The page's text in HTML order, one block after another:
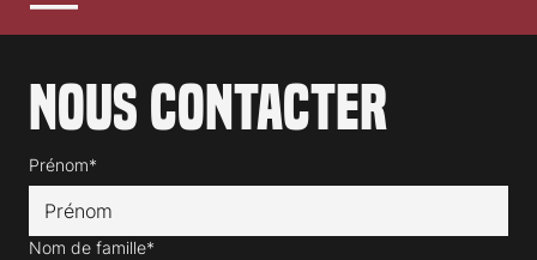
Nous contacter
Prénom*
Nom de famille*